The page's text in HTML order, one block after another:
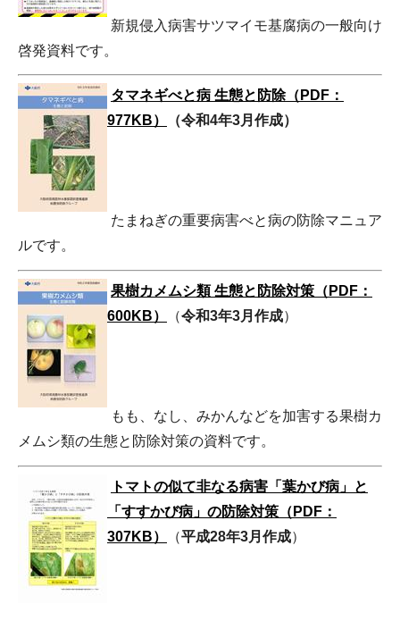
新規侵入病害サツマイモ基腐病の一般向け
啓発資料です。
タマネギべと病 生態と防除（PDF：
977KB）
（令和4年3月作成）
たまねぎの重要病害べと病の防除マニュア
ルです。
果樹カメムシ類 生態と防除対策（PDF：
600KB）
（令和3年3月作成）
もも、なし、みかんなどを加害する果樹カ
メムシ類の生態と防除対策の資料です。
トマトの似て非なる病害「葉かび病」と
「すすかび病」の防除対策（PDF：
307KB）
（平成28年3月作成）